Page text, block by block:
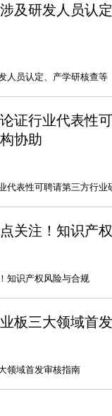
及研发人员认
人员认定、产学研核查等
证行业代表性
协助
代表性可聘请第三方行业
关注！知识产
知识产权风险与合规
板三大领域首
领域首发审核指南